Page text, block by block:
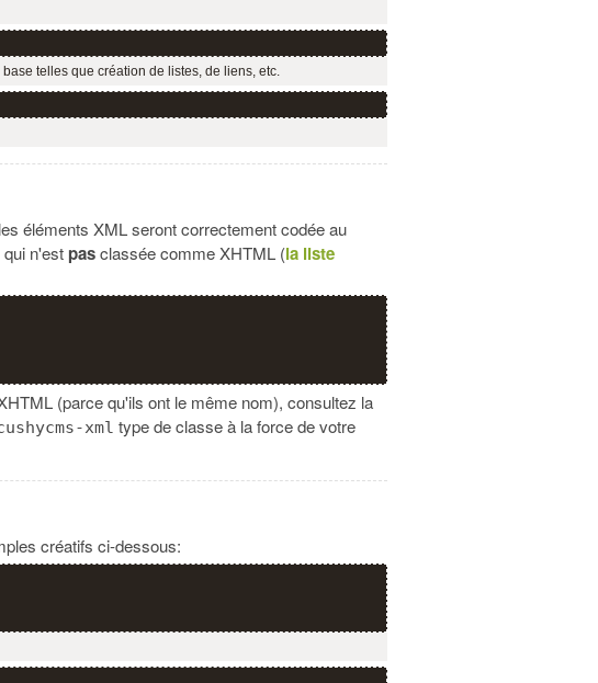
telles que création de listes, de liens, etc.
éléments XML seront correctement codée au
n'est pasclassée comme XHTML (la liste
(parce qu'ils ont le même nom), consultez la
xml type de classe à la force de votre
créatifs ci-dessous: